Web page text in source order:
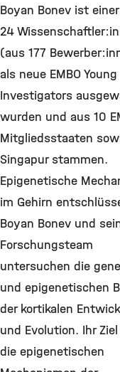
Boyan Bonev ist
24
(aus 177
als neue EMBO Young
Investigators
wurden und aus 10
Mitgliedsstaaten
Singapur stammen.
Epigenetische
im Gehirn
Boyan Bonev und
Forschungsteam
untersuchen die
und epigenetischen
der kortikalen
und Evolution. Ihr
die epigenetischen